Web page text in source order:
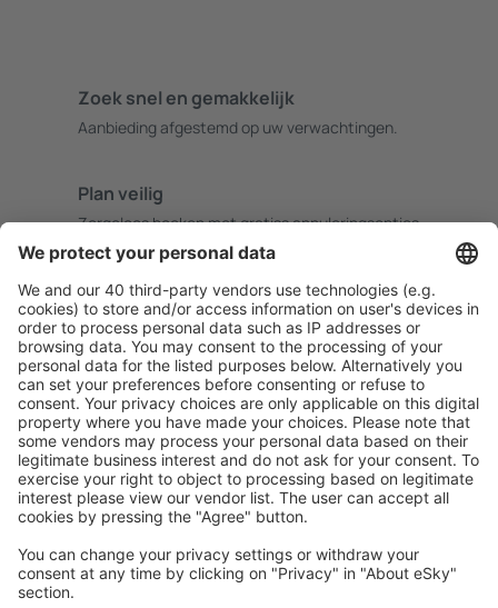
Zoek snel en gemakkelijk
Aanbieding afgestemd op uw verwachtingen.
Plan veilig
Zorgeloos boeken met gratiss annuleringsopties.
Bespaar meer
Reisaanbiedingen en speciale aanbiedingen voor
geregistreerde gebruikers.
Accommodaties die u bevallen
Kies uit meer dan 1,3 miljoen accommodaties: hotels,
jeugdherbergen, appartementen en meer.
Hotels in Polen - Populaire steden